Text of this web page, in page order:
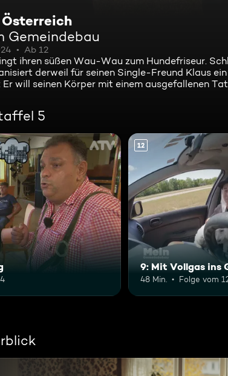
Gemeindebau
Ab 12
ihren süßen Wau-Wau zum Hundefriseur.
derweil für seinen Single-Freund Klaus
will seinen Körper mit einem ausgefallenen
5
12
9: Mit Vollgas ins
48 Min. Folge vom